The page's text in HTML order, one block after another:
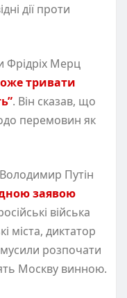
дії проти
Фрідріх Мерц
тривати
. Він сказав, що
перемовин як
Путін
заявою
війська
міста, диктатор
розпочати
Москву винною.